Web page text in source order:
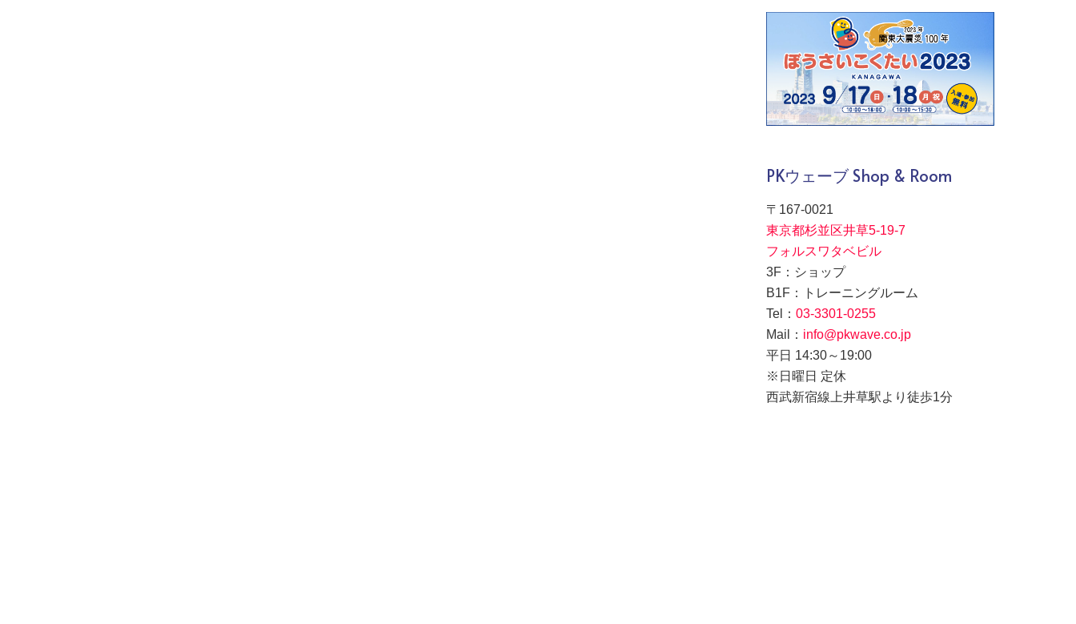
PKウェーブ Shop & Room
〒167-0021
東京都杉並区井草5-19-7
フォルスワタベビル
3F：ショップ
B1F：トレーニングルーム
Tel： 03-3301-0255
Mail： info@pkwave.co.jp
平日 14:30～19:00
※日曜日 定休
西武新宿線上井草駅より徒歩1分